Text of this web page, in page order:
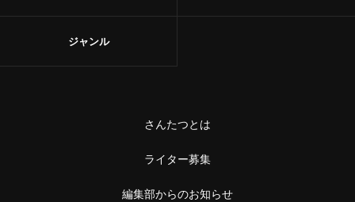
ジャンル
さんたつとは
ライター募集
編集部からのお知らせ